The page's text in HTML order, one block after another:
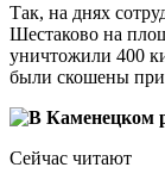
Так, на днях
Шестаково на
уничтожили 400
были скошены при
Сейчас читают